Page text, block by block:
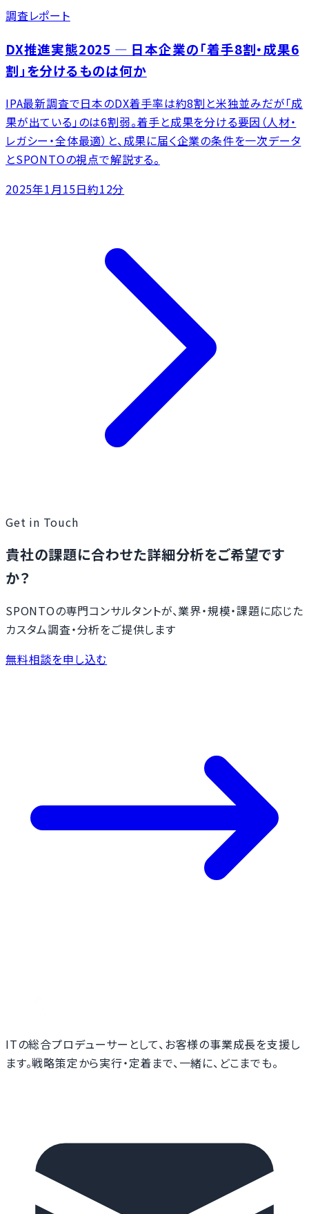
調査レポート
DX推進実態2025 ― 日本企業の「着手8割・成果6
割」を分けるものは何か
IPA最新調査で日本のDX着手率は約8割と米独並みだが「成
果が出ている」のは6割弱。着手と成果を分ける要因（人材・
レガシー・全体最適）と、成果に届く企業の条件を一次データ
とSPONTOの視点で解説する。
2025年1月15日約12分
Get in Touch
貴社の課題に合わせた詳細分析をご希望です
か？
SPONTOの専門コンサルタントが、業界・規模・課題に応じた
カスタム調査・分析をご提供します
無料相談を申し込む
ITの総合プロデューサーとして、お客様の事業成長を支援し
ます。戦略策定から実行・定着まで、一緒に、どこまでも。